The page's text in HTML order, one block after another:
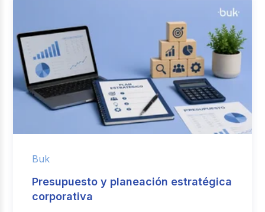
Buk
Presupuesto y planeación estratégica
corporativa